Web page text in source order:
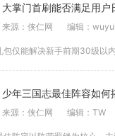
大掌门首刷能否满足用户
来源：侠仁网 编辑：
少年三国志最佳阵容如何
来源：侠仁网 编辑：TW